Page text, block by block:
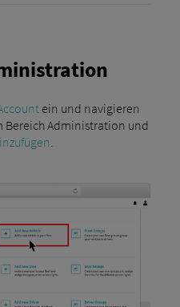
ein und navigieren
Bereich Administration und